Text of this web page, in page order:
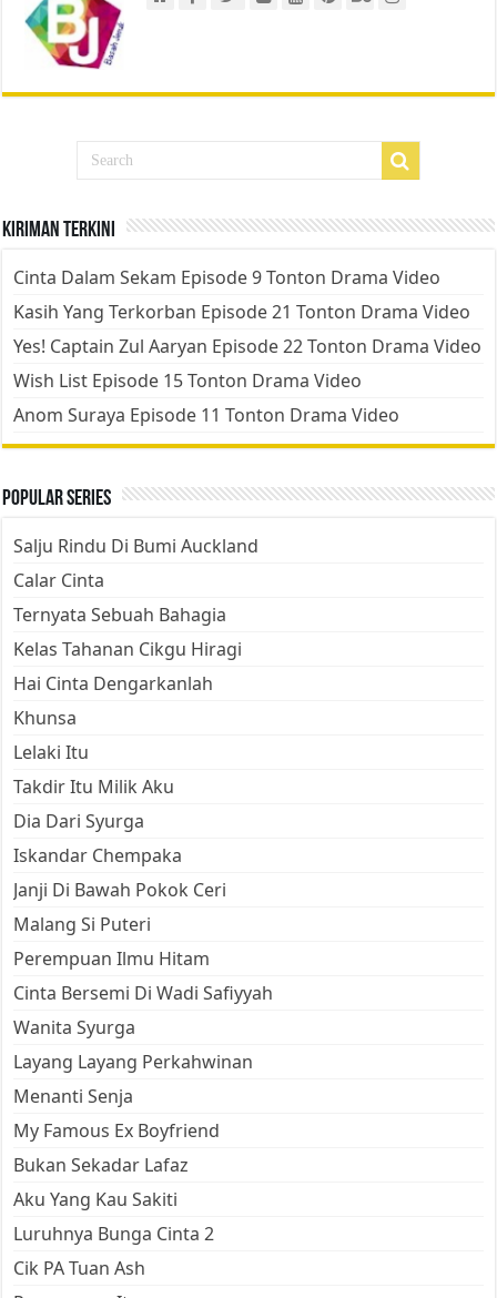
Kiriman Terkini
Cinta Dalam Sekam Episode 9 Tonton Drama Video
Kasih Yang Terkorban Episode 21 Tonton Drama Video
Yes! Captain Zul Aaryan Episode 22 Tonton Drama Video
Wish List Episode 15 Tonton Drama Video
Anom Suraya Episode 11 Tonton Drama Video
Popular Series
Salju Rindu Di Bumi Auckland
Calar Cinta
Ternyata Sebuah Bahagia
Kelas Tahanan Cikgu Hiragi
Hai Cinta Dengarkanlah
Khunsa
Lelaki Itu
Takdir Itu Milik Aku
Dia Dari Syurga
Iskandar Chempaka
Janji Di Bawah Pokok Ceri
Malang Si Puteri
Perempuan Ilmu Hitam
Cinta Bersemi Di Wadi Safiyyah
Wanita Syurga
Layang Layang Perkahwinan
Menanti Senja
My Famous Ex Boyfriend
Bukan Sekadar Lafaz
Aku Yang Kau Sakiti
Luruhnya Bunga Cinta 2
Cik PA Tuan Ash